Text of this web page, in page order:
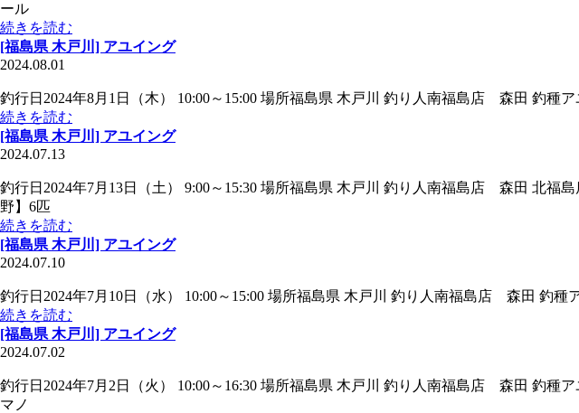
ール
続きを読む
[福島県 木戸川] アユイング
2024.08.01
釣行日2024年8月1日（木） 10:00～15:00 場所福島県 木戸川 釣り人南福島店 森田 釣種
続きを読む
[福島県 木戸川] アユイング
2024.07.13
釣行日2024年7月13日（土） 9:00～15:30 場所福島県 木戸川 釣り人南福島店 森田 北
野】6匹
続きを読む
[福島県 木戸川] アユイング
2024.07.10
釣行日2024年7月10日（水） 10:00～15:00 場所福島県 木戸川 釣り人南福島店 森田 釣
続きを読む
[福島県 木戸川] アユイング
2024.07.02
釣行日2024年7月2日（火） 10:00～16:30 場所福島県 木戸川 釣り人南福島店 森田 釣種
マノ